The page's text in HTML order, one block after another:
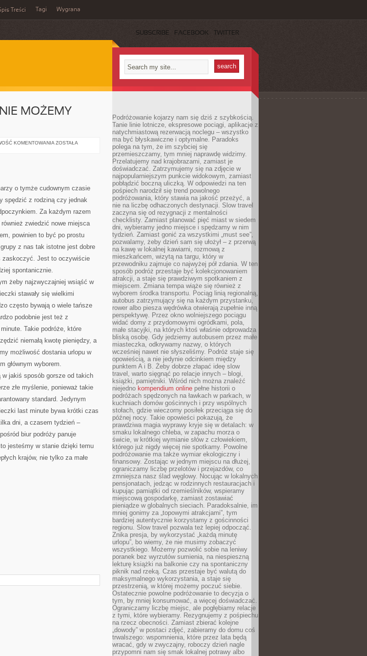
Treści Tagi Wygrana
SUBSCRIBE FACEBOOK TWITTER
MOŻEMY
KOMENTOWANIA W
ZOSTAŁA
o tymże cudownym czasie
spędzić z rodziną czy jednak
Za każdym razem
zwiedzić nowe miejsca
powinien to być po prostu
z nas tak istotne jest dobre
zaskoczyć. Jest to oczywiście
spontanicznie.
żeby najzwyczajniej wsiąść w
stawały się wielkimi
często bywają o wiele tańsze
podobnie jest też z
Takie podróże, które
niemałą kwotę pieniędzy, a
możliwość dostania urlopu w
głównym wyborem.
jakiś sposób gorsze od takich
złe myślenie, ponieważ takie
standard. Jedynym
last minute bywa krótki czas
dni, a czasem tydzień –
biur podróży panuje
jesteśmy w stanie dzięki temu
krajów, nie tylko za małe
Podróżowanie kojarzy nam się dziś z szybkością.
Tanie linie lotnicze, ekspresowe pociągi, aplikacje z
natychmiastową rezerwacją noclegu – wszystko
ma być błyskawiczne i optymalne. Paradoks
polega na tym, że im szybciej się
przemieszczamy, tym mniej naprawdę widzimy.
Przelatujemy nad krajobrazami, zamiast je
doświadczać. Zatrzymujemy się na zdjęcie w
najpopularniejszym punkcie widokowym, zamiast
pobłądzić boczną uliczką. W odpowiedzi na ten
pośpiech narodził się trend powolnego
podróżowania, który stawia na jakość przeżyć, a
nie na liczbę odhaczonych destynacji. Slow travel
zaczyna się od rezygnacji z mentalności
checklisty. Zamiast planować pięć miast w siedem
dni, wybieramy jedno miejsce i spędzamy w nim
tydzień. Zamiast gonić za wszystkimi „must see”,
pozwalamy, żeby dzień sam się ułożył – z przerwą
na kawę w lokalnej kawiarni, rozmową z
mieszkańcem, wizytą na targu, który w
przewodniku zajmuje co najwyżej pół zdania. W ten
sposób podróż przestaje być kolekcjonowaniem
atrakcji, a staje się prawdziwym spotkaniem z
miejscem. Zmiana tempa wiąże się również z
wyborem środka transportu. Pociąg linią regionalną,
autobus zatrzymujący się na każdym przystanku,
rower albo piesza wędrówka otwierają zupełnie inną
perspektywę. Przez okno wolniejszego pociągu
widać domy z przydomowymi ogródkami, pola,
małe stacyjki, na których ktoś właśnie odprowadza
bliską osobę. Gdy jedziemy autobusem przez małe
miasteczka, odkrywamy nazwy, o których
wcześniej nawet nie słyszeliśmy. Podróż staje się
opowieścią, a nie jedynie odcinkiem między
punktem A i B. Żeby dobrze złapać ideę slow
travel, warto sięgnąć po relacje innych – blogi,
książki, pamiętniki. Wśród nich można znaleźć
niejedno kompendium online pełne historii o
podróżach spędzonych na ławkach w parkach, w
kuchniach domów gościnnych i przy wspólnych
stołach, gdzie wieczorny posiłek przeciąga się do
późnej nocy. Takie opowieści pokazują, że
prawdziwa magia wyprawy kryje się w detalach: w
smaku lokalnego chleba, w zapachu morza o
świcie, w krótkiej wymianie słów z człowiekiem,
którego już nigdy więcej nie spotkamy. Powolne
podróżowanie ma także wymiar ekologiczny i
finansowy. Zostając w jednym miejscu na dłużej,
ograniczamy liczbę przelotów i przejazdów, co
zmniejsza nasz ślad węglowy. Nocując w lokalnych
pensjonatach, jedząc w rodzinnych restauracjach i
kupując pamiątki od rzemieślników, wspieramy
miejscową gospodarkę, zamiast zostawiać
pieniądze w globalnych sieciach. Paradoksalnie, im
mniej gonimy za „topowymi atrakcjami”, tym
bardziej autentycznie korzystamy z gościnności
regionu. Slow travel pozwala też lepiej odpocząć.
Znika presja, by wykorzystać „każdą minutę
urlopu”, bo wiemy, że nie musimy zobaczyć
wszystkiego. Możemy pozwolić sobie na leniwy
poranek bez wyrzutów sumienia, na niespieszną
lekturę książki na balkonie czy na spontaniczny
piknik nad rzeką. Czas przestaje być walutą do
maksymalnego wykorzystania, a staje się
przestrzenią, w której możemy poczuć siebie.
Ostatecznie powolne podróżowanie to decyzja o
tym, by mniej konsumować, a więcej doświadczać.
Ograniczamy liczbę miejsc, ale pogłębiamy relacje
z tymi, które wybieramy. Rezygnujemy z pośpiechu
na rzecz obecności. Zamiast zbierać kolejne
„dowody” w postaci zdjęć, zabieramy do domu coś
trwalszego: wspomnienia, które przez lata będą
wracać, gdy w zwyczajny, roboczy dzień nagle
przypomni nam się smak lokalnej potrawy albo